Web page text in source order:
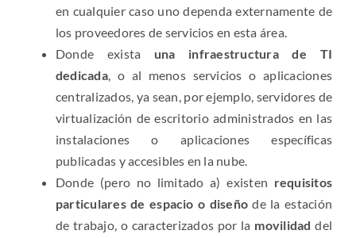
en cualquier caso uno dependa externamente de
los proveedores de servicios en esta área.
Donde exista una infraestructura de TI
dedicada, o al menos servicios o aplicaciones
centralizados, ya sean, por ejemplo, servidores de
virtualización de escritorio administrados en las
instalaciones o aplicaciones específicas
publicadas y accesibles en la nube.
Donde (pero no limitado a) existen requisitos
particulares de espacio o diseño de la estación
de trabajo, o caracterizados por la movilidad del